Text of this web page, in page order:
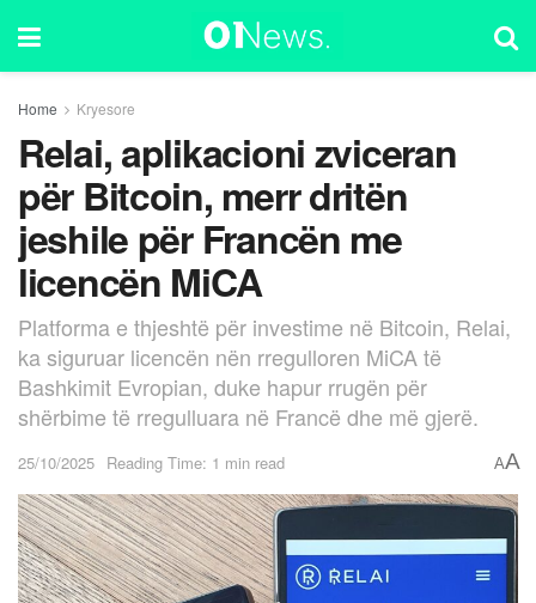
Home Kryesore
Relai, aplikacioni zviceran
për Bitcoin, merr dritën
jeshile për Francën me
licencën MiCA
Platforma e thjeshtë për investime në Bitcoin, Relai,
ka siguruar licencën nën rregulloren MiCA të
Bashkimit Evropian, duke hapur rrugën për
shërbime të rregulluara në Francë dhe më gjerë.
25/10/2025 Reading Time: 1 min read AA